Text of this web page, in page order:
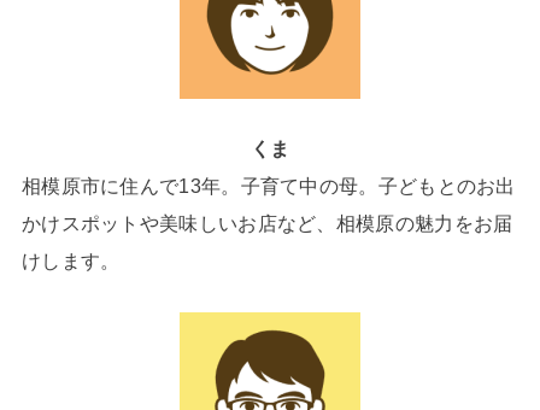
くま
相模原市に住んで13年。子育て中の母。子どもとのお出
かけスポットや美味しいお店など、相模原の魅力をお届
けします。